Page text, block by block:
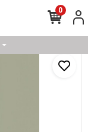
0